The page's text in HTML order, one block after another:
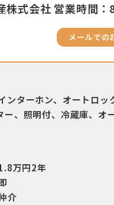
株式会社 営業時間
メールでの
ターホン、オートロ
、照明付、冷蔵庫、オ
万円2年
介